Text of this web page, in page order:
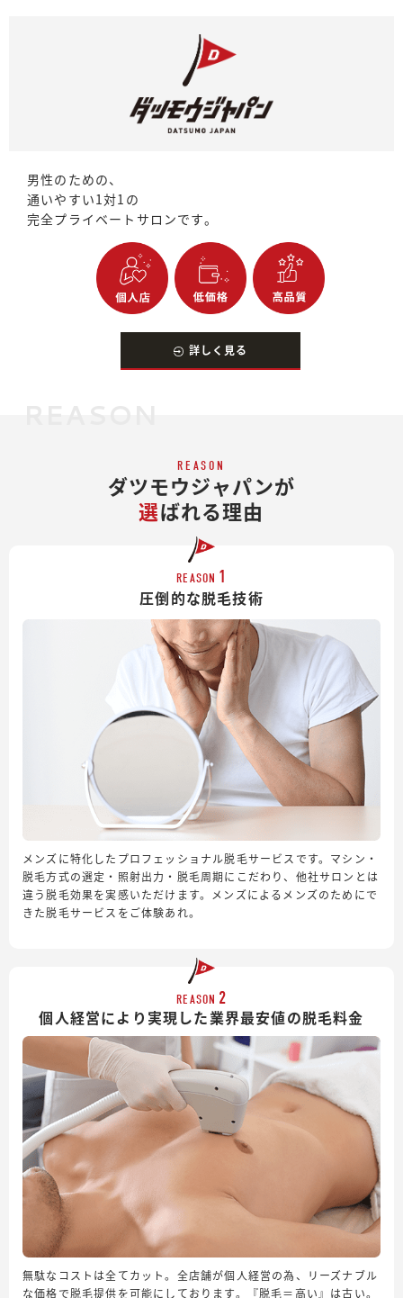
男性のための、
通いやすい1対1の
完全プライベートサロンです。
詳しく見る
REASON
ダツモウジャパンが
選ばれる理由
REASON 1
圧倒的な脱毛技術
メンズに特化したプロフェッショナル脱毛サービスです。マシン・
脱毛方式の選定・照射出力・脱毛周期にこだわり、他社サロンとは
違う脱毛効果を実感いただけます。メンズによるメンズのためにで
きた脱毛サービスをご体験あれ。
REASON 2
個人経営により実現した業界最安値の脱毛料金
無駄なコストは全てカット。全店舗が個人経営の為、リーズナブル
な価格で脱毛提供を可能にしております。『脱毛＝高い』は古い。